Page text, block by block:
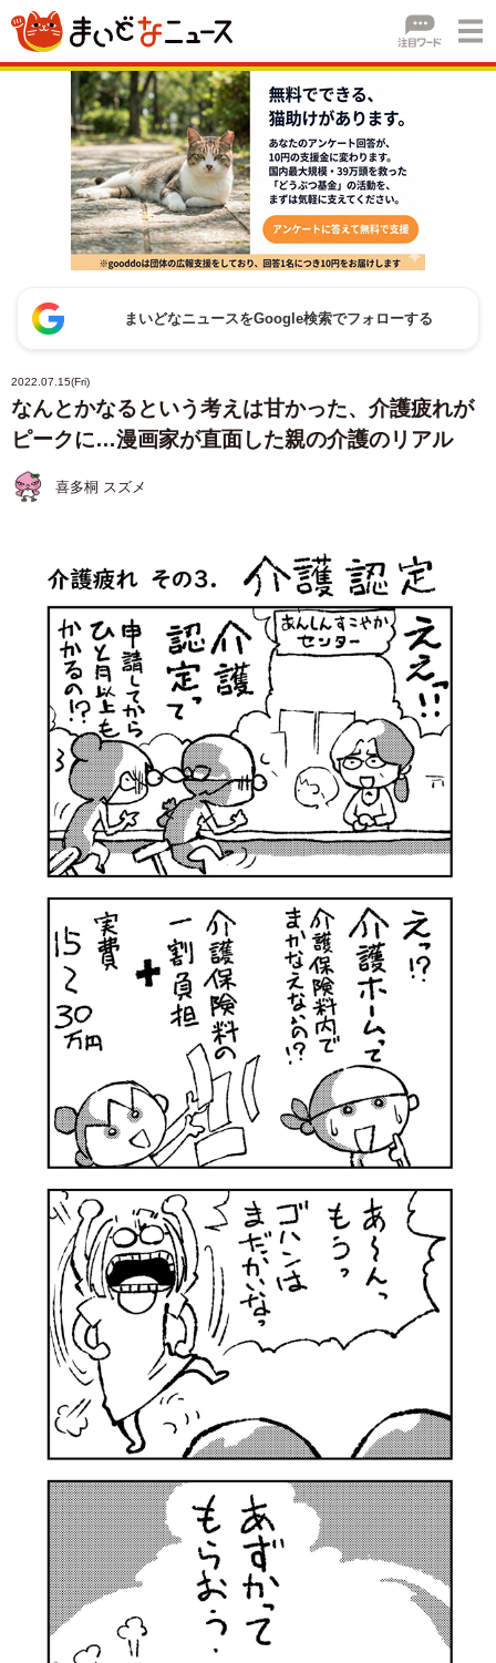
まいどなニュースをGoogle検索でフォローする
2022.07.15(Fri)
なんとかなるという考えは甘かった、介護疲れが
ピークに…漫画家が直面した親の介護のリアル
喜多桐 スズメ